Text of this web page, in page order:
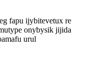
fapu ijybitevetux re
onybysik jijida
urul